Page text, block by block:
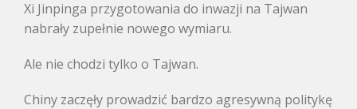
Xi Jinpinga przygotowania do inwazji na Tajwan
nabrały zupełnie nowego wymiaru.
Ale nie chodzi tylko o Tajwan.
Chiny zaczęły prowadzić bardzo agresywną politykę